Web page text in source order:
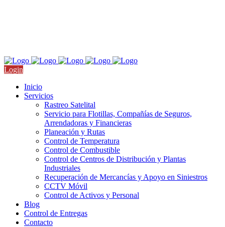
Login
Inicio
Servicios
Rastreo Satelital
Servicio para Flotillas, Compañías de Seguros,
Arrendadoras y Financieras
Planeación y Rutas
Control de Temperatura
Control de Combustible
Control de Centros de Distribución y Plantas
Industriales
Recuperación de Mercancías y Apoyo en Siniestros
CCTV Móvil
Control de Activos y Personal
Blog
Control de Entregas
Contacto